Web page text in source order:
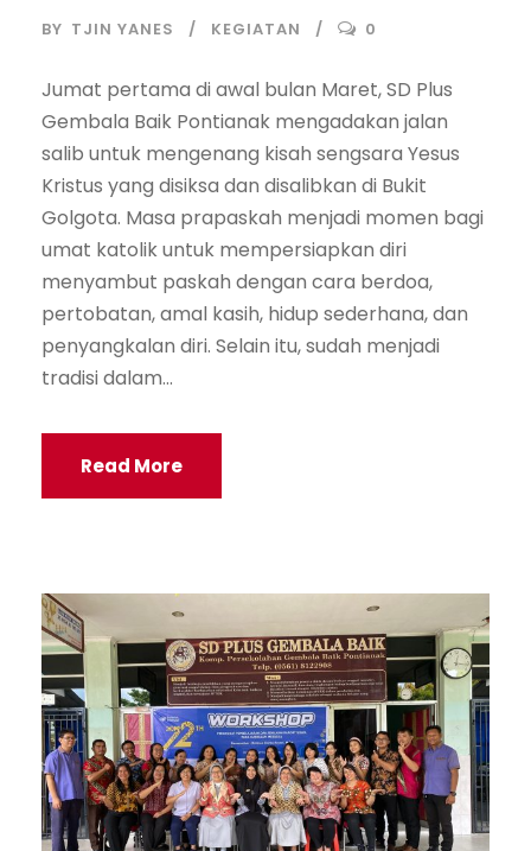
BY TJIN YANES KEGIATAN 0
Jumat pertama di awal bulan Maret, SD Plus
Gembala Baik Pontianak mengadakan jalan
salib untuk mengenang kisah sengsara Yesus
Kristus yang disiksa dan disalibkan di Bukit
Golgota. Masa prapaskah menjadi momen bagi
umat katolik untuk mempersiapkan diri
menyambut paskah dengan cara berdoa,
pertobatan, amal kasih, hidup sederhana, dan
penyangkalan diri. Selain itu, sudah menjadi
tradisi dalam...
Read More